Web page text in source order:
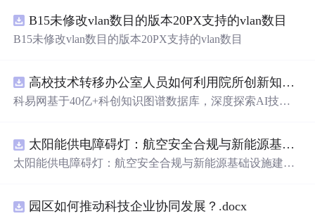
标调规则，目的不是取代汉字搞拼音化，而是为了完善汉
语拼音正词法，更好地发挥汉语拼音的作用。字母标调的
高低，可定形汉字的区分同音字的字母标调拼式。利用软
件工具，能够实现汉字与字母标调拼式之间的相互转换。
这套字母标调拼式简单易学。
B15未修改vlan数目的版本20PX支持的vlan数目
B15未修改vlan数目的版本20PX支持的vlan数目
高校技术转移办公室人员如何利用院所创新知识图谱发现技术转化瓶颈？.docx
科易网基于40亿+科创知识图谱数据库，深度探索AI技术
新领域的AI+数智化解决方案，推动科技创新与产业创新
智能化发展。
太阳能供电障碍灯：航空安全合规与新能源基础设施建设驱动的离网照明市场.docx
太阳能供电障碍灯：航空安全合规与新能源基础设施建设
园区如何推动科技企业协同发展？.docx